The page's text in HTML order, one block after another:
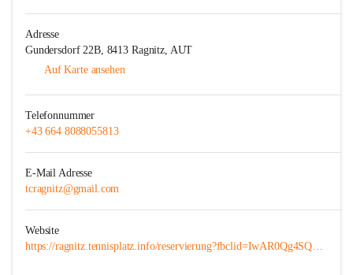
Adresse
Gundersdorf 22B, 8413 Ragnitz, AUT
Auf Karte ansehen
Telefonnummer
+43 664 8088055813
E-Mail Adresse
tcragnitz@gmail.com
Website
https://ragnitz.tennisplatz.info/reservierung?fbclid=IwAR0Qg4SQ7ZF352F_sAv-1eMlrolrcXN0Ay_KZuVpMbtlB7MVcvDZkKPgPZM